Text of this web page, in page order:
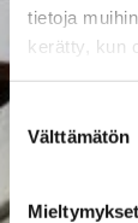
tietoja
kerätty, kun
valinta
Välttämätön
Mieltymykset